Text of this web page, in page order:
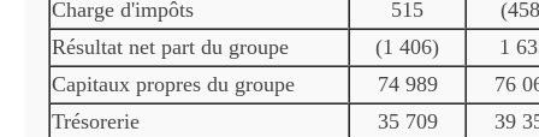
Charge d'impôts 515
Résultat net part du groupe
(1 406)
1
Capitaux propres du groupe
74 989
76
Trésorerie
35 709
39